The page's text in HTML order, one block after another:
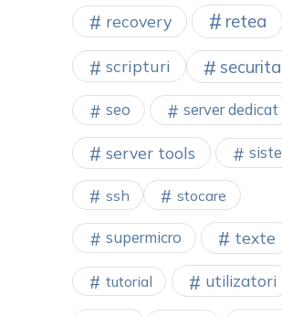
recovery retea
scripturi
seo server dedicat
server tools
ssh stocare
supermicro texte
tutorial utilizatori